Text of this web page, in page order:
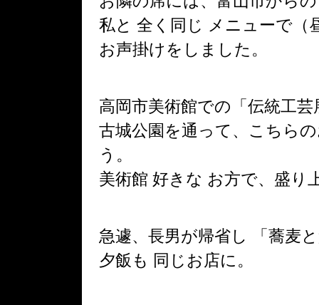
私と 全く同じ メニューで（
お声掛けをしました。
高岡市美術館での「伝統工
古城公園を通って、こちら
う。
美術館 好きな お方で、盛り
急遽、長男が帰省し
「蕎麦
夕飯も 同じお店に。